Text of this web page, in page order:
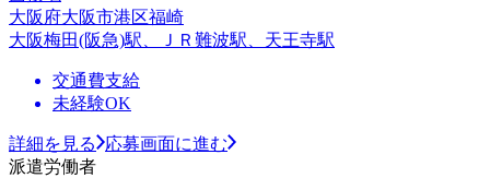
大阪府大阪市港区福崎
大阪梅田(阪急)駅、ＪＲ難波駅、天王寺駅
交通費支給
未経験OK
詳細を見る
応募画面に進む
派遣労働者